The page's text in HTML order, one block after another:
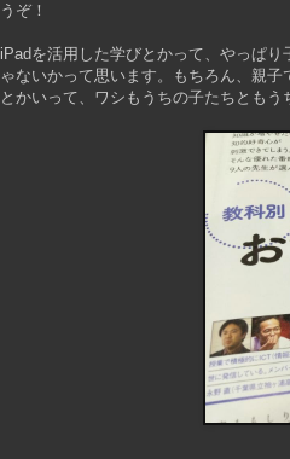
うぞ！
iPadを活用した学びとかって、やっぱ
ゃないかって思います。もちろん、親子
とかいって、ワシもうちの子たちとも